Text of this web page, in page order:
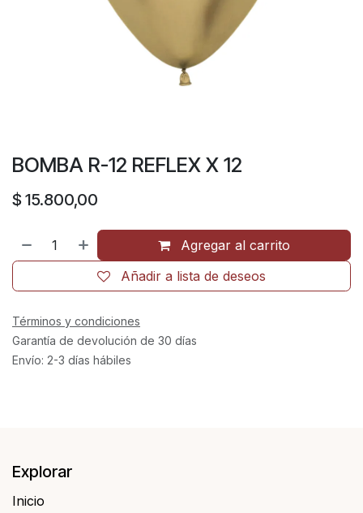
BOMBA R-12 REFLEX X 12
$ 15.800,00
Agregar al carrito
Añadir a lista de deseos
Términos y condiciones
Garantía de devolución de 30 días
Envío: 2-3 días hábiles
Explorar
Inicio